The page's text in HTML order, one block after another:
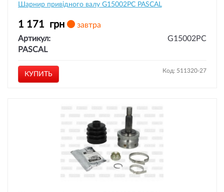
Шарнир привідного валу G15002PC PASCAL
1 171 грн
завтра
Артикул:
G15002PC
PASCAL
КУПИТЬ Код: 511320-27